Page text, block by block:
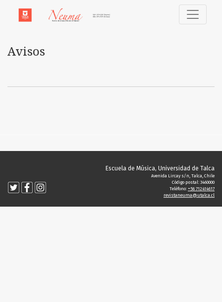
Avisos
Avisos
Escuela de Música, Universidad de Talca
Avenida Lircay s/n, Talca, Chile
Código postal: 3460000
Teléfono: +56 712414617
revistaneuma@utalca.cl